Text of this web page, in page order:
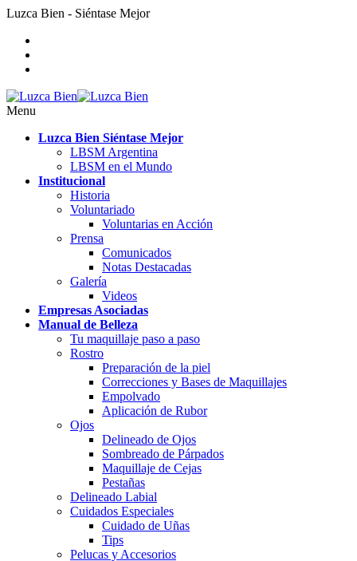
Luzca Bien - Siéntase Mejor
Menu
Luzca Bien Siéntase Mejor
LBSM Argentina
LBSM en el Mundo
Institucional
Historia
Voluntariado
Voluntarias en Acción
Prensa
Comunicados
Notas Destacadas
Galería
Videos
Empresas Asociadas
Manual de Belleza
Tu maquillaje paso a paso
Rostro
Preparación de la piel
Correcciones y Bases de Maquillajes
Empolvado
Aplicación de Rubor
Ojos
Delineado de Ojos
Sombreado de Párpados
Maquillaje de Cejas
Pestañas
Delineado Labial
Cuidados Especiales
Cuidado de Uñas
Tips
Pelucas y Accesorios